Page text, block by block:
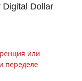
Digital Dollar